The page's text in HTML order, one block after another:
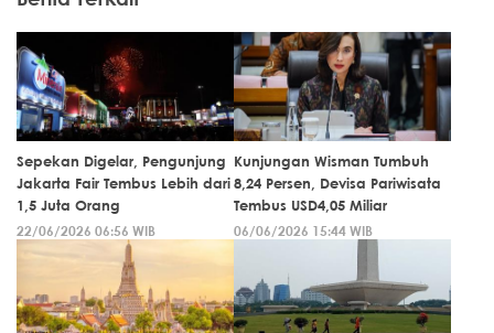
Sepekan Digelar, Pengunjung
Jakarta Fair Tembus Lebih dari
1,5 Juta Orang
22/06/2026 06:56 WIB
Kunjungan Wisman Tumbuh
8,24 Persen, Devisa Pariwisata
Tembus USD4,05 Miliar
06/06/2026 15:44 WIB